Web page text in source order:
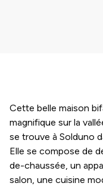
Cette belle maison
magnifique sur la
se trouve à Solduno
Elle se compose de
de-chaussée, un
salon, une cuisine